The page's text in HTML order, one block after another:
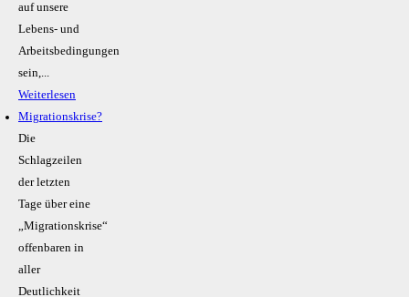
auf unsere
Lebens- und
Arbeitsbedingungen
sein,...
Weiterlesen
Migrationskrise?
Die
Schlagzeilen
der letzten
Tage über eine
„Migrationskrise“
offenbaren in
aller
Deutlichkeit